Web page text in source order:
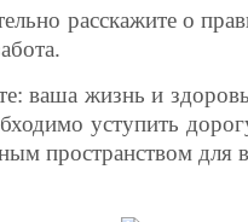
расскажите о
ваша жизнь и
уступить
пространством для